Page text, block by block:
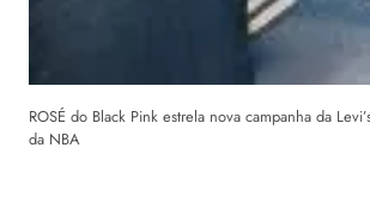
ROSÉ do Black Pink estrela nova campanha da
da NBA